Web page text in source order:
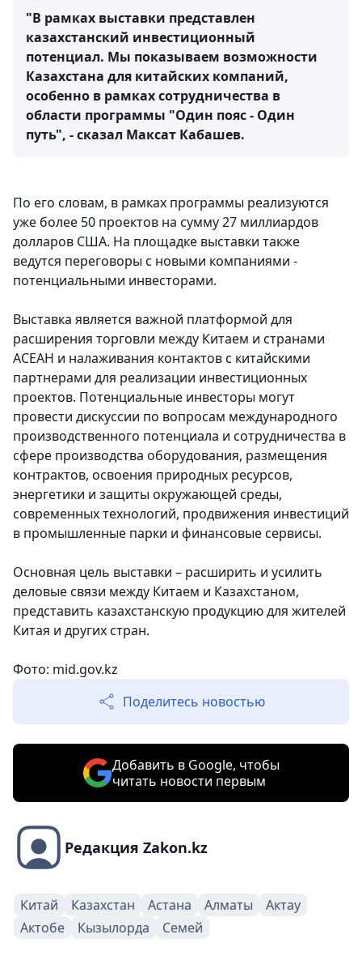
"В рамках выставки представлен
казахстанский инвестиционный
потенциал. Мы показываем возможности
Казахстана для китайских компаний,
особенно в рамках сотрудничества в
области программы "Один пояс - Один
путь", - сказал Максат Кабашев.
По его словам, в рамках программы реализуются
уже более 50 проектов на сумму 27 миллиардов
долларов США. На площадке выставки также
ведутся переговоры с новыми компаниями -
потенциальными инвесторами.
Выставка является важной платформой для
расширения торговли между Китаем и странами
АСЕАН и налаживания контактов с китайскими
партнерами для реализации инвестиционных
проектов. Потенциальные инвесторы могут
провести дискуссии по вопросам международного
производственного потенциала и сотрудничества в
сфере производства оборудования, размещения
контрактов, освоения природных ресурсов,
энергетики и защиты окружающей среды,
современных технологий, продвижения инвестиций
в промышленные парки и финансовые сервисы.
Основная цель выставки – расширить и усилить
деловые связи между Китаем и Казахстаном,
представить казахстанскую продукцию для жителей
Китая и других стран.
Фото: mid.gov.kz
Поделитесь новостью
Добавить в Google, чтобы
читать новости первым
Редакция Zakon.kz
Китай Казахстан Астана Алматы
Актау
Актобе
Кызылорда Семей